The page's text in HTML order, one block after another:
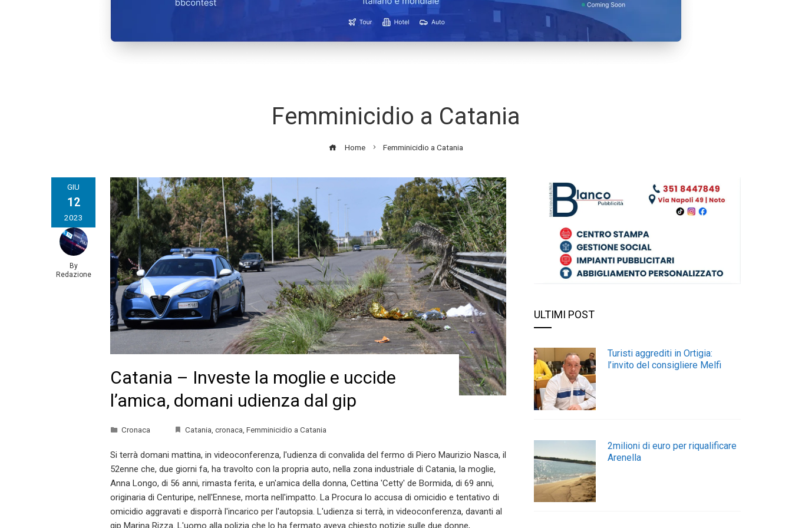
Femminicidio a Catania
Home Femminicidio a Catania
GIU
12
2023
By
Redazione
Catania – Investe la moglie e uccide
l’amica, domani udienza dal gip
Cronaca Catania cronaca Femminicidio a Catania
Si terrà domani mattina, in videoconferenza, l'udienza di convalida del fermo di Piero Maurizio Nasca, il
52enne che, due giorni fa, ha travolto con la propria auto, nella zona industriale di Catania, la moglie,
Anna Longo, di 56 anni, rimasta ferita, e un'amica della donna, Cettina 'Cetty' de Bormida, di 69 anni,
originaria di Centuripe, nell'Ennese, morta nell'impatto. La Procura lo accusa di omicidio e tentativo di
omicidio aggravati e disporrà l'incarico per l'autopsia. L'udienza si terrà, in videoconferenza, davanti al
gip Marina Rizza. L'uomo alla polizia che lo ha fermato aveva chiesto notizie sulle due donne,
ULTIMI POST
Turisti aggrediti in Ortigia:
l’invito del consigliere Melfi
2milioni di euro per riqualificare
Arenella